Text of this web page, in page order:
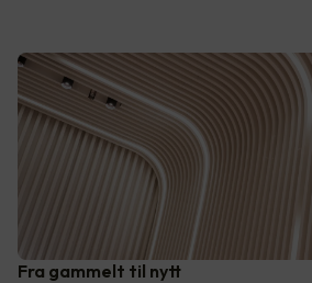
Fra gammelt til nytt